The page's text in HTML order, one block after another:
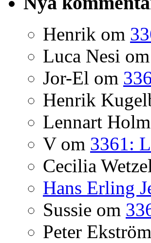
Henrik om
Luca Nesi om
Jor-El om
Henrik
Lennart
Vom 3361:
Cecilia
Hans Erling
Sussie om
Peter Ekström